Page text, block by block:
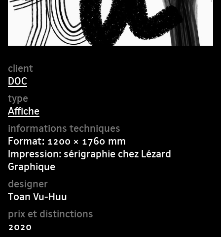
DOC
Affiche
Format: 1200 × 1760 mm
Impression: sérigraphie chez Lézard
Graphique
Toan Vu-Huu
2020